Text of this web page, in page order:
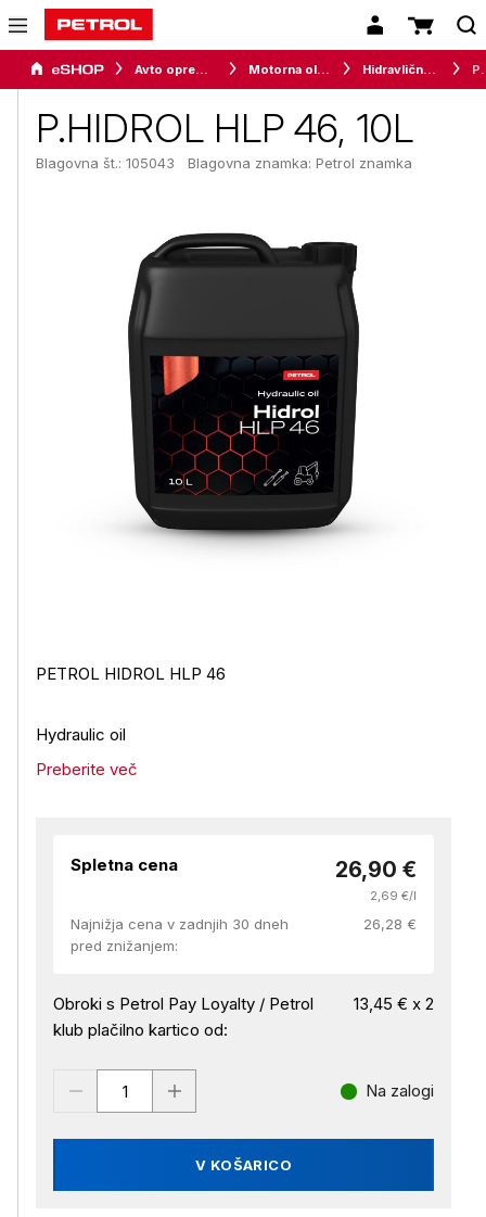
Avto oprema in avtomobilizem Motorna olja, maziva in tekočine za vozila Hidravlična olja
P.HIDROL HLP 46, 10L
Blagovna št.: 105043 Blagovna znamka: Petrol znamka
PETROL HIDROL HLP 46
Hydraulic oil
Preberite več
Spletna cena 26,90 €
2,69 €/l
Najnižja cena v zadnjih 30 dneh
pred znižanjem:
26,28 €
Obroki s Petrol Pay Loyalty / Petrol
klub plačilno kartico od:
13,45 € x 2
V KOŠARICO
Na zalogi